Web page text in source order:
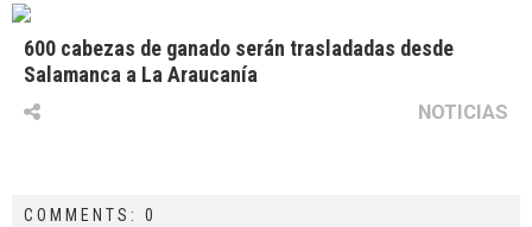
600 cabezas de ganado serán trasladadas desde
Salamanca a La Araucanía
NOTICIAS
COMMENTS: 0